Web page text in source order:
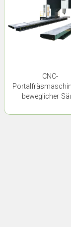
CNC-
beweglicher